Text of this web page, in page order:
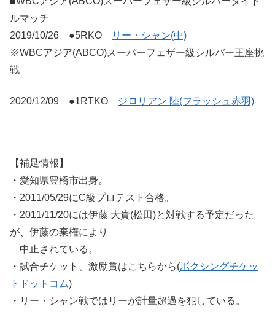
ルマッチ
2019/10/26 ●5RKO
リー・シャン(中)
※WBCアジア(ABCO)スーパーフェザー級シルバー王座挑
戦
2020/12/09 ●1RTKO ジロリアン 陸(フラッシュ赤羽)
【補足情報】
・愛知県豊橋市出身。
・2011/05/29にC級プロテスト合格。
・2011/11/20には伊藤 大貴(松田)と対戦する予定だった
が、伊藤の棄権により
中止されている。
・試合チケット、激励賞はこちらから(ボクシングチケッ
トドットコム)
・リー・シャン戦ではリーが計量超過を犯している。